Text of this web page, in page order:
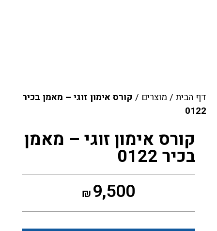
דף הבית / מוצרים / קורס אימון זוגי – מאמן בכיר
0122
קורס אימון זוגי – מאמן
בכיר 0122
₪9,500